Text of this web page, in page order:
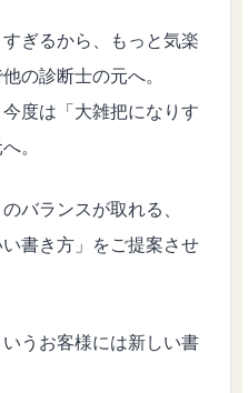
ぎるから、もっと気楽
の診断士の元へ。
度は「大雑把になりす
。
バランスが取れる、
書き方」をご提案させ
うお客様には新しい書